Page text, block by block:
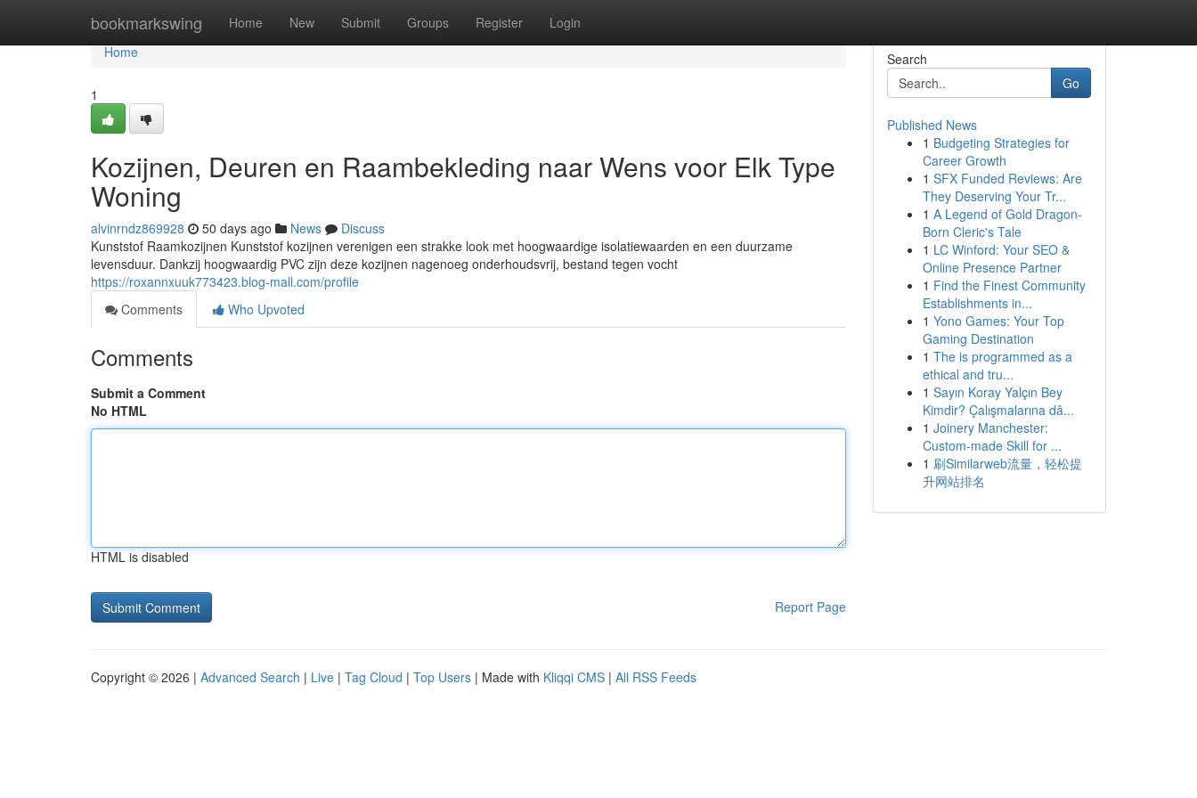
bookmarkswing Home New Submit Groups Register Login
Home
Home
1
Kozijnen, Deuren en Raambekleding naar Wens voor Elk Type
Woning
alvinrndz869928 50 days ago News
Discuss
Kunststof Raamkozijnen Kunststof kozijnen verenigen een strakke look met hoogwaardige isolatiewaarden en een duurzame
levensduur. Dankzij hoogwaardig PVC zijn deze kozijnen nagenoeg onderhoudsvrij, bestand tegen vocht
https://roxannxuuk773423.blog-mall.com/profile
Comments
Who Upvoted
Comments
Submit a Comment
No HTML
HTML is disabled
Report Page
Search
Go
Published News
1 Budgeting Strategies for
Career Growth
1 SFX Funded Reviews: Are
They Deserving Your Tr...
1 A Legend of Gold Dragon-
Born Cleric's Tale
1 LC Winford: Your SEO &
Online Presence Partner
1 Find the Finest Community
Establishments in...
1 Yono Games: Your Top
Gaming Destination
1 The is programmed as a
ethical and tru...
1 Sayın Koray Yalçın Bey
Kimdir? Çalışmalarına dâ...
1 Joinery Manchester:
Custom-made Skill for ...
1 刷Similarweb流量，轻松提
升网站排名
Copyright © 2026 | Advanced Search | Live | Tag Cloud | Top Users | Made with Kliqqi CMS | All RSS Feeds